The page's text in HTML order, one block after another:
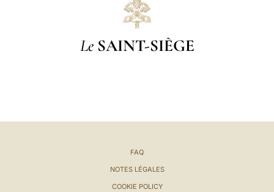
Le SAINT-SIÈGE
FAQ
NOTES LÉGALES
COOKIE POLICY